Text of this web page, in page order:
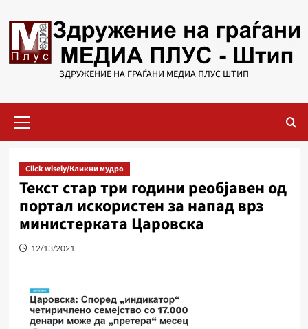
to
content
ЗДРУЖЕНИЕ НА ГРАЃАНИ МЕДИА ПЛУС ШТИП
Menu
Click wisely/Кликни мудро
Текст стар три години реобјавен од
портал искористен за напад врз
министерката Царовска
12/13/2021